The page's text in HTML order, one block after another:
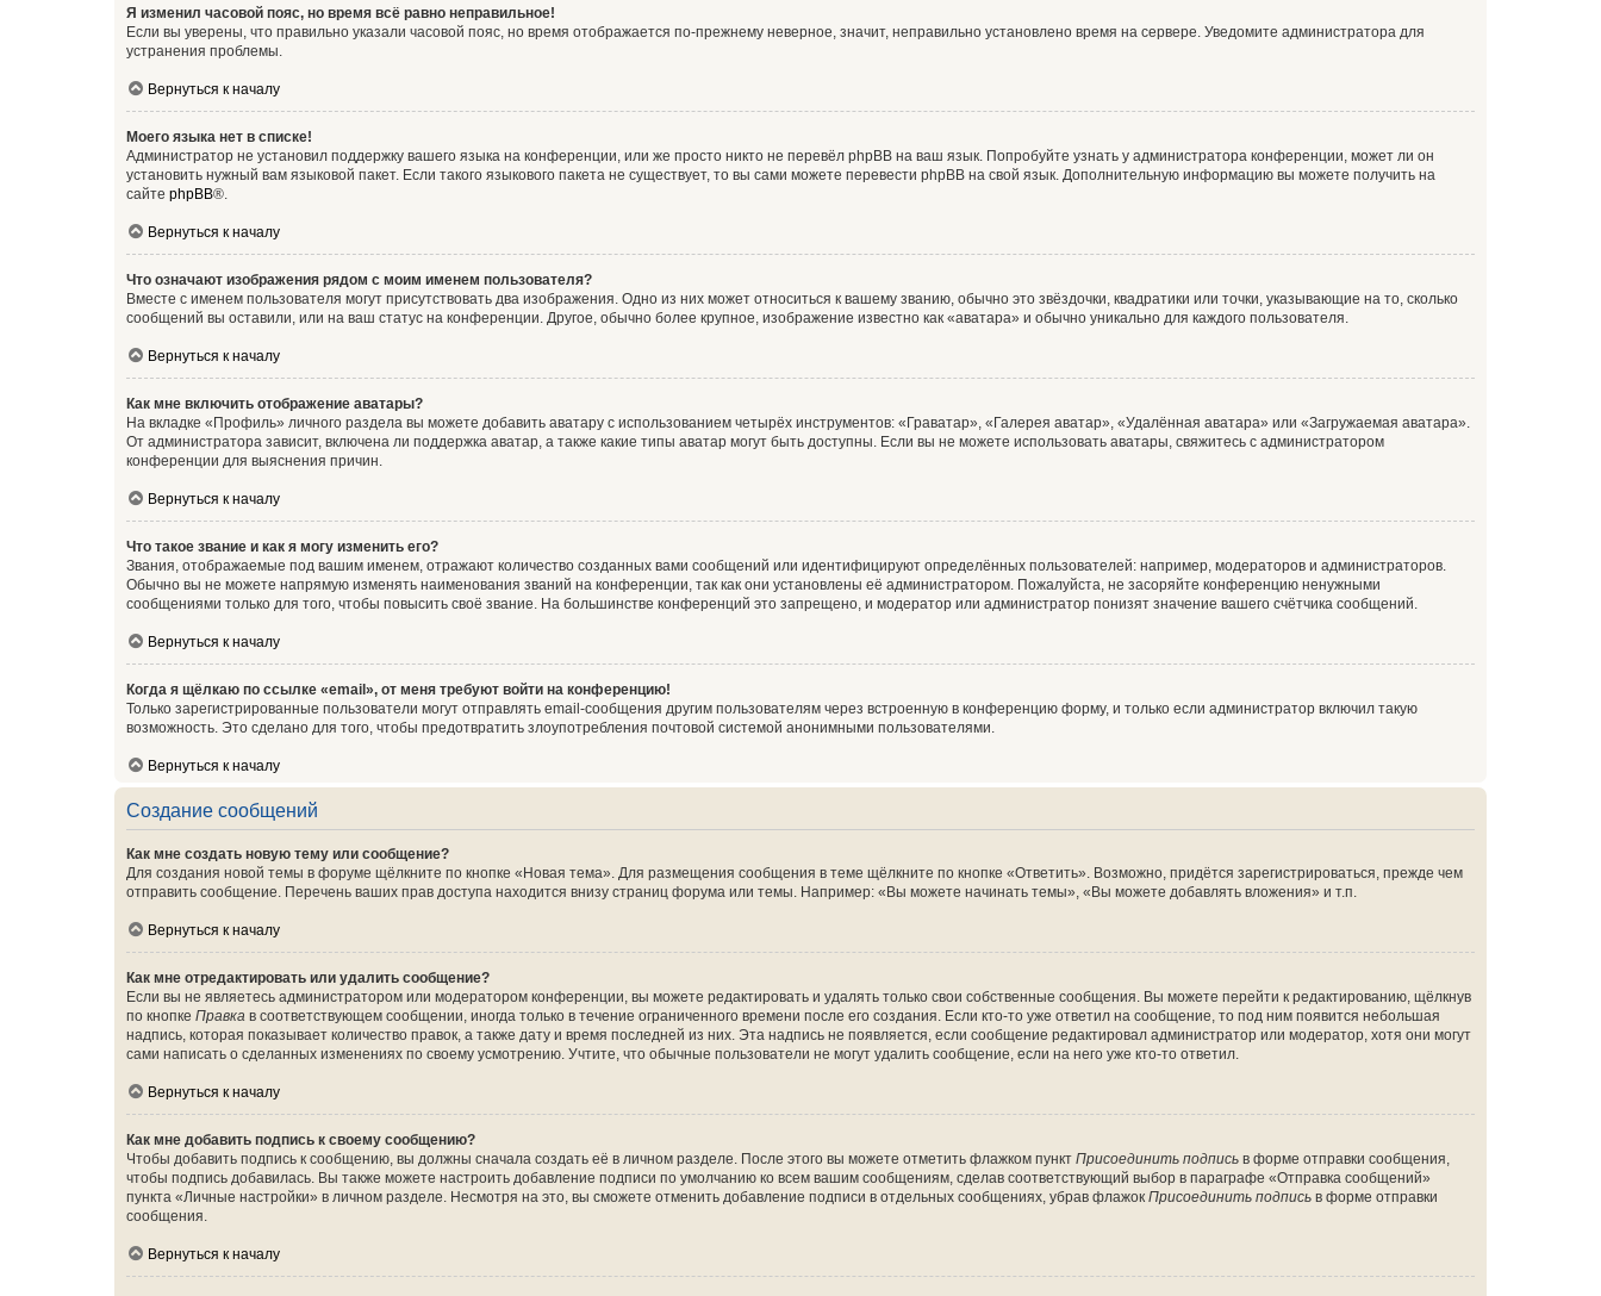
Я изменил часовой пояс, но время всё равно неправильное!
Если вы уверены, что правильно указали часовой пояс, но время отображается по-прежнему неверное, значит, неправильно установлено время на сервере. Уведомите администратора для
устранения проблемы.
Вернуться к началу
Моего языка нет в списке!
Администратор не установил поддержку вашего языка на конференции, или же просто никто не перевёл phpBB на ваш язык. Попробуйте узнать у администратора конференции, может ли он
установить нужный вам языковой пакет. Если такого языкового пакета не существует, то вы сами можете перевести phpBB на свой язык. Дополнительную информацию вы можете получить на
сайте phpBB®.
Вернуться к началу
Что означают изображения рядом с моим именем пользователя?
Вместе с именем пользователя могут присутствовать два изображения. Одно из них может относиться к вашему званию, обычно это звёздочки, квадратики или точки, указывающие на то, сколько
сообщений вы оставили, или на ваш статус на конференции. Другое, обычно более крупное, изображение известно как «аватара» и обычно уникально для каждого пользователя.
Вернуться к началу
Как мне включить отображение аватары?
На вкладке «Профиль» личного раздела вы можете добавить аватару с использованием четырёх инструментов: «Граватар», «Галерея аватар», «Удалённая аватара» или «Загружаемая аватара».
От администратора зависит, включена ли поддержка аватар, а также какие типы аватар могут быть доступны. Если вы не можете использовать аватары, свяжитесь с администратором
конференции для выяснения причин.
Вернуться к началу
Что такое звание и как я могу изменить его?
Звания, отображаемые под вашим именем, отражают количество созданных вами сообщений или идентифицируют определённых пользователей: например, модераторов и администраторов.
Обычно вы не можете напрямую изменять наименования званий на конференции, так как они установлены её администратором. Пожалуйста, не засоряйте конференцию ненужными
сообщениями только для того, чтобы повысить своё звание. На большинстве конференций это запрещено, и модератор или администратор понизят значение вашего счётчика сообщений.
Вернуться к началу
Когда я щёлкаю по ссылке «email», от меня требуют войти на конференцию!
Только зарегистрированные пользователи могут отправлять email-сообщения другим пользователям через встроенную в конференцию форму, и только если администратор включил такую
возможность. Это сделано для того, чтобы предотвратить злоупотребления почтовой системой анонимными пользователями.
Вернуться к началу
Создание сообщений
Как мне создать новую тему или сообщение?
Для создания новой темы в форуме щёлкните по кнопке «Новая тема». Для размещения сообщения в теме щёлкните по кнопке «Ответить». Возможно, придётся зарегистрироваться, прежде чем
отправить сообщение. Перечень ваших прав доступа находится внизу страниц форума или темы. Например: «Вы можете начинать темы», «Вы можете добавлять вложения» и т.п.
Вернуться к началу
Как мне отредактировать или удалить сообщение?
Если вы не являетесь администратором или модератором конференции, вы можете редактировать и удалять только свои собственные сообщения. Вы можете перейти к редактированию, щёлкнув
по кнопке Правка в соответствующем сообщении, иногда только в течение ограниченного времени после его создания. Если кто-то уже ответил на сообщение, то под ним появится небольшая
надпись, которая показывает количество правок, а также дату и время последней из них. Эта надпись не появляется, если сообщение редактировал администратор или модератор, хотя они могут
сами написать о сделанных изменениях по своему усмотрению. Учтите, что обычные пользователи не могут удалить сообщение, если на него уже кто-то ответил.
Вернуться к началу
Как мне добавить подпись к своему сообщению?
Чтобы добавить подпись к сообщению, вы должны сначала создать её в личном разделе. После этого вы можете отметить флажком пункт Присоединить подпись в форме отправки сообщения,
чтобы подпись добавилась. Вы также можете настроить добавление подписи по умолчанию ко всем вашим сообщениям, сделав соответствующий выбор в параграфе «Отправка сообщений»
пункта «Личные настройки» в личном разделе. Несмотря на это, вы сможете отменить добавление подписи в отдельных сообщениях, убрав флажок Присоединить подпись в форме отправки
сообщения.
Вернуться к началу